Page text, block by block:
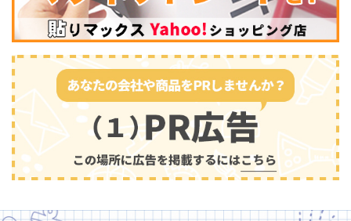
幼児教育(681)